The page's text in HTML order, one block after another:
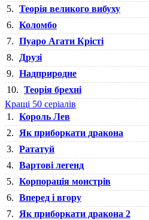
5. Теорія великого вибуху
6. Коломбо
7. Пуаро Агати Крісті
8.
Друзі
9. Надприродне
10. Теорія брехні
Кращі 50 серіалів
1. Король Лев
2.
Як приборкати дракона
3. Рататуй
4. Вартові легенд
5. Корпорація монстрів
6. Вперед і вгору
7.
Як приборкати дракона 2